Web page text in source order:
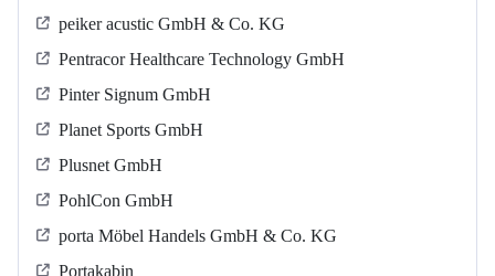
peiker acustic GmbH & Co. KG
Pentracor Healthcare Technology GmbH
Pinter Signum GmbH
Planet Sports GmbH
Plusnet GmbH
PohlCon GmbH
porta Möbel Handels GmbH & Co. KG
Portakabin